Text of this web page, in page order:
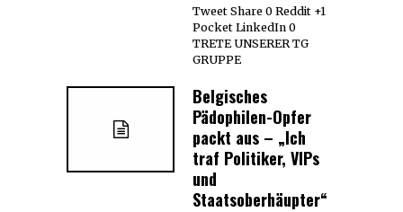
Tweet Share 0 Reddit +1
Pocket LinkedIn 0
TRETE UNSERER TG
GRUPPE
Belgisches
Pädophilen-Opfer
packt aus – „Ich
traf Politiker, VIPs
und
Staatsoberhäupter“